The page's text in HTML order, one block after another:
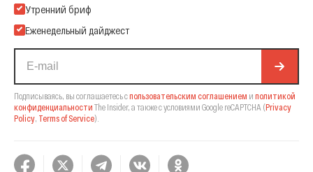
Подпишитесь на нашу Email-рассылку
Утренний бриф
Еженедельный дайджест
Подписываясь, вы соглашаетесь спользовательским соглашением и политикой
конфиденциальности The Insider, а также с условиями Google reCAPTCHA (Privacy
Policy Terms of Service).